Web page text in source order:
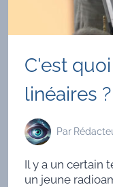
C'est
linéaires ?
Par
Il y a un certain
un jeune